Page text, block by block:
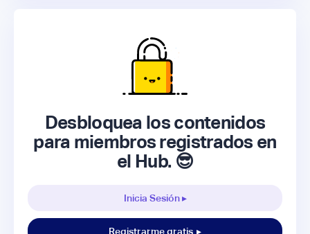
Desbloquea los contenidos
para miembros registrados en
el Hub. 😎
Inicia Sesión ▸
Registrarme gratis ▸